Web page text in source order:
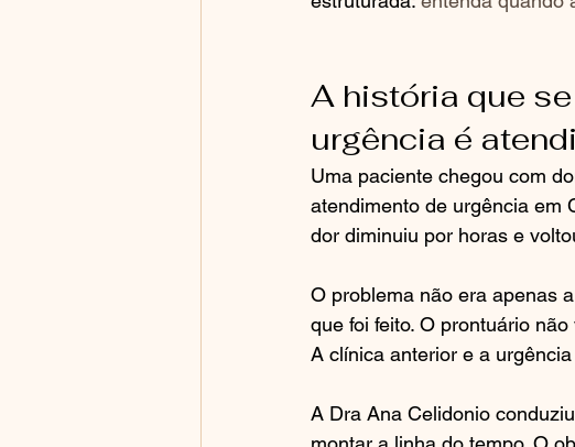
A história que
urgência é
Uma paciente chegou com
atendimento de urgência em
dor diminuiu por horas e
O problema não era apenas
que foi feito. O prontuário
A clínica anterior e a
A Dra Ana Celidonio